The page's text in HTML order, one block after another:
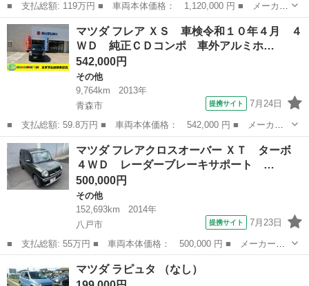
■ 支払総額: 119万円 ■ 車両本体価格： 1,120,000 円 ■ メーカー
名： マツダ ■ 車種名： フレアクロスオーバー ■ グレード
名： ハイブリッドＸＧ ４ＷＤ、純正カーナビ・ＴＶ・Ｂｌｕｅｔ
ｏｏｔｈ対応、...
青森 八戸市 その他
マツダ フレア ＸＳ 車検令和１０年４月 ４
ＷＤ 純正ＣＤコンポ 車外アルミホ…
542,000円
その他
9,764km
2013年
青森市
提携サイト 7月24日
■ 支払総額: 59.8万円 ■ 車両本体価格： 542,000 円 ■ メーカー
名： マツダ ■ 車種名： フレア ■ グレード名： ＸＳ 車検令
和１０年４月 ４ＷＤ 純正ＣＤコンポ 車外アルミホイール プッ
シュスタート...
青森 青森市 その他
マツダ フレアクロスオーバー ＸＴ ターボ
４ＷＤ レーダーブレーキサポート …
500,000円
その他
152,693km
2014年
八戸市
提携サイト 7月23日
■ 支払総額: 55万円 ■ 車両本体価格： 500,000 円 ■ メーカー
名： マツダ ■ 車種名： フレアクロスオーバー ■ グレード
名： ＸＴ ターボ ４ＷＤ レーダーブレーキサポート 衝突軽減
その他
マツダ ラピュタ （なし）